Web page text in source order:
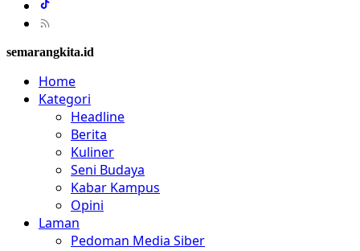
semarangkita.id
Home
Kategori
Headline
Berita
Kuliner
Seni Budaya
Kabar Kampus
Opini
Laman
Pedoman Media Siber